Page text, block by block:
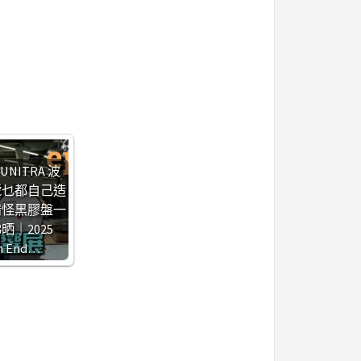
波
都自己造
黑膠盤一
｜2025
End…